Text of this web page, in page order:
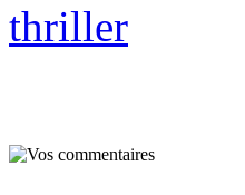
thriller